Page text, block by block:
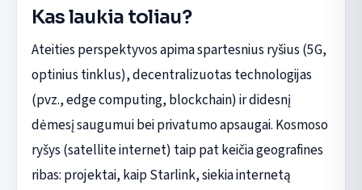
Kas laukia toliau?
Ateities perspektyvos apima spartesnius ryšius (5G,
optinius tinklus), decentralizuotas technologijas
(pvz., edge computing, blockchain) ir didesnį
dėmesį saugumui bei privatumo apsaugai. Kosmoso
ryšys (satellite internet) taip pat keičia geografines
ribas: projektai, kaip Starlink, siekia internetą